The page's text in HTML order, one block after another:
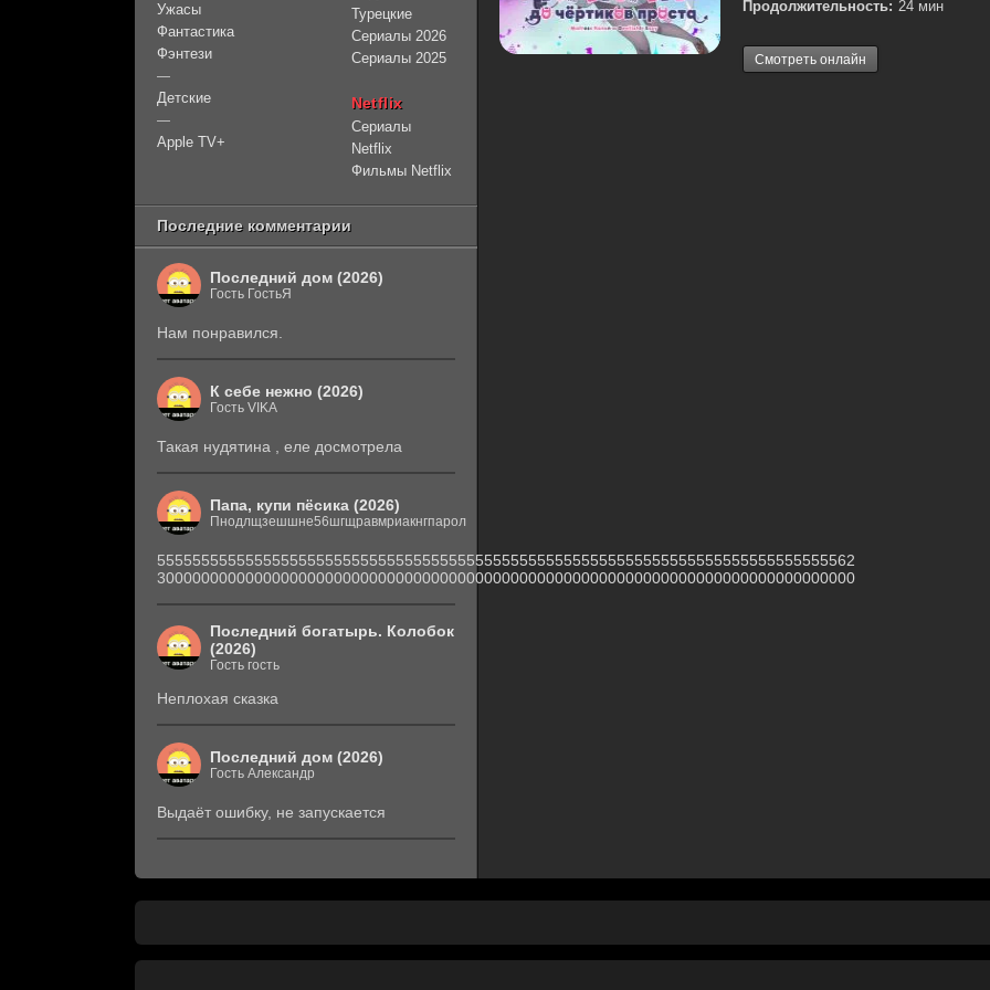
Продолжительность: 24 мин
Смотреть онлайн
Ужасы
Фантастика
Фэнтези
—
Детские
—
Apple TV+
Турецкие
Сериалы 2026
Сериалы 2025
Netflix
Сериалы
Netflix
Фильмы Netflix
Последние комментарии
Последний дом (2026)
Гость ГостьЯ
Нам понравился.
К себе нежно (2026)
Гость VIKA
Такая нудятина , еле досмотрела
Папа, купи пёсика (2026)
Пнодлщзешшне56шгщравмриакнгпарол
5555555555555555555555555555555555555555555555555555555555555555555555555555562
3000000000000000000000000000000000000000000000000000000000000000000000000000000
Последний богатырь. Колобок
(2026)
Гость гость
Неплохая сказка
Последний дом (2026)
Гость Александр
Выдаёт ошибку, не запускается